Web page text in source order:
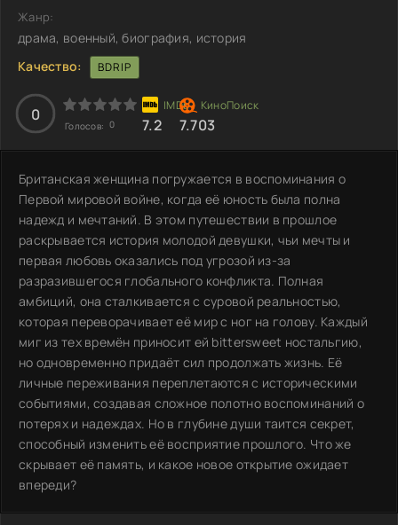
Жанр:
драма, военный, биография, история
Качество:
BDRIP
0
Голосов: 0 7.2 7.703
Британская женщина погружается в воспоминания о
Первой мировой войне, когда её юность была полна
надежд и мечтаний. В этом путешествии в прошлое
раскрывается история молодой девушки, чьи мечты и
первая любовь оказались под угрозой из-за
разразившегося глобального конфликта. Полная
амбиций, она сталкивается с суровой реальностью,
которая переворачивает её мир с ног на голову. Каждый
миг из тех времён приносит ей bittersweet ностальгию,
но одновременно придаёт сил продолжать жизнь. Её
личные переживания переплетаются с историческими
событиями, создавая сложное полотно воспоминаний о
потерях и надеждах. Но в глубине души таится секрет,
способный изменить её восприятие прошлого. Что же
скрывает её память, и какое новое открытие ожидает
впереди?